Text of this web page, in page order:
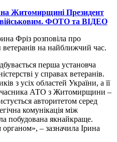
Житомирщині Президент
військовим. ФОТО та ВІДЕО
Фріз розповіла про
ветеранів на найближчий час.
перша установча
у справах ветеранів.
з усіх областей України, а її
АТО з Житомирщини –
авторитетом серед
комунікація між
побудована якнайкраще.
– зазначила Ірина